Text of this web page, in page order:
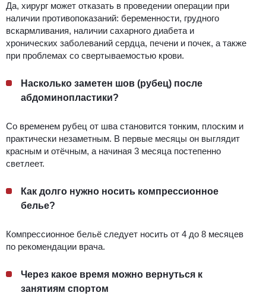
Да, хирург может отказать в проведении операции при
наличии противопоказаний: беременности, грудного
вскармливания, наличии сахарного диабета и
хронических заболеваний сердца, печени и почек, а также
при проблемах со свертываемостью крови.
Насколько заметен шов (рубец) после
абдоминопластики?
Со временем рубец от шва становится тонким, плоским и
практически незаметным. В первые месяцы он выглядит
красным и отёчным, а начиная 3 месяца постепенно
светлеет.
Как долго нужно носить компрессионное
белье?
Компрессионное бельё следует носить от 4 до 8 месяцев
по рекомендации врача.
Через какое время можно вернуться к
занятиям спортом